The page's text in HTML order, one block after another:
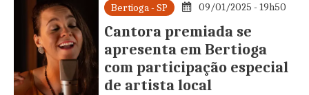
Bertioga - SP 09/01/2025 - 19h50
Cantora premiada se
apresenta em Bertioga
com participação especial
de artista local